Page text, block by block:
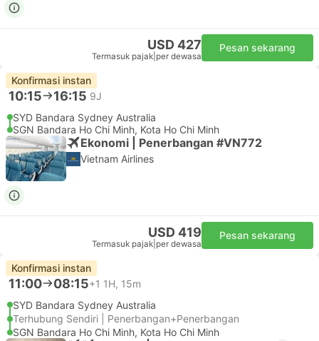
USD 427
Termasuk pajak per dewasa
Pesan sekarang
Konfirmasi instan
10:15 16:15 9J
SYD Bandara Sydney Australia
SGN Bandara Ho Chi Minh, Kota Ho Chi Minh
Ekonomi | Penerbangan #VN772
Vietnam Airlines
USD 419
Termasuk pajak per dewasa
Pesan sekarang
Konfirmasi instan
11:00 08:15+1 1H, 15m
SYD Bandara Sydney Australia
Terhubung Sendiri | Penerbangan+Penerbangan
SGN Bandara Ho Chi Minh, Kota Ho Chi Minh